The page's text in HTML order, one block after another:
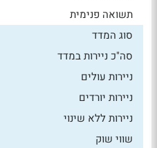
תשואה פנימית
סוג המדד
סה"כ ניירות במדד
ניירות עולים
ניירות יורדים
ניירות ללא שינוי
שווי שוק